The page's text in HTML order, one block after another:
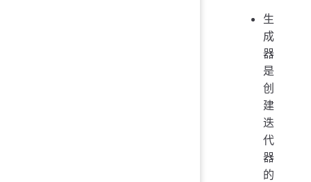
生
成
器
是
创
建
迭
代
器
的